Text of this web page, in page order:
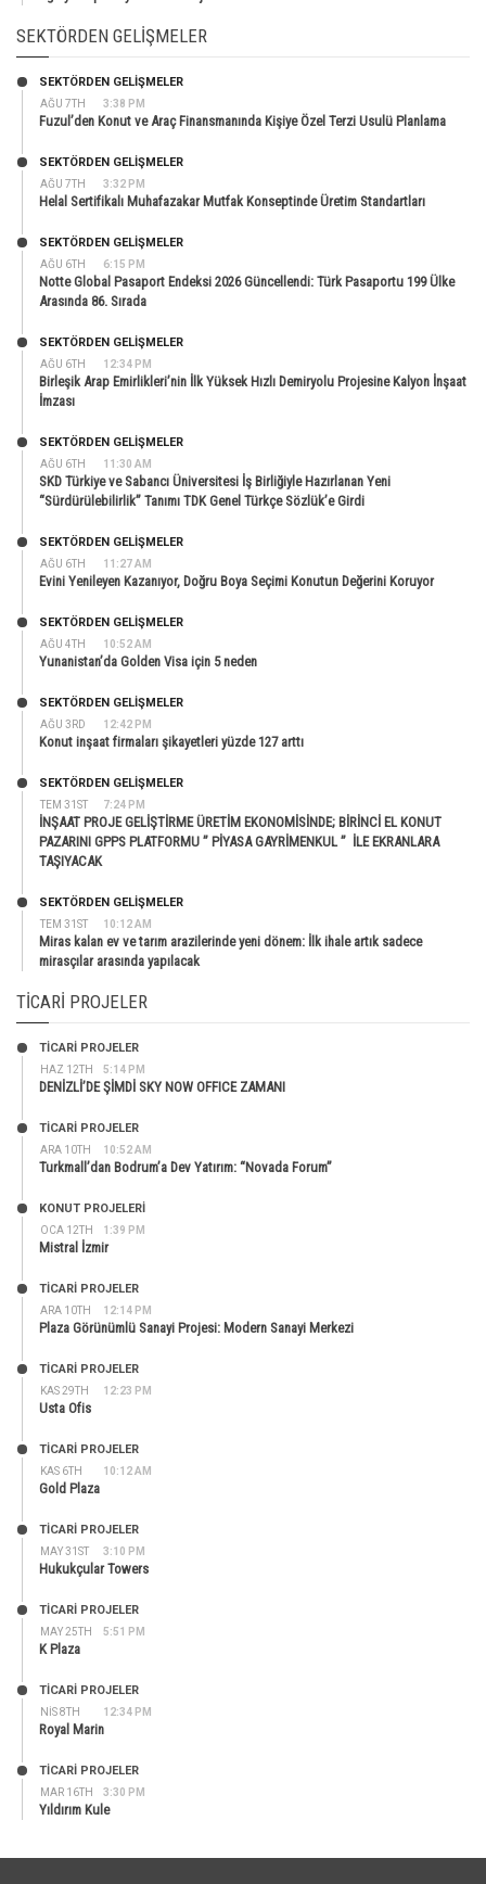
SEKTÖRDEN GELIŞMELER
AĞU 7TH 3:38 PM
SEKTÖRDEN GELIŞMELER
Fuzul’den Konut ve Araç Finansmanında Kişiye Özel Terzi Usulü Planlama
AĞU 7TH 3:32 PM
SEKTÖRDEN GELIŞMELER
Helal Sertifikalı Muhafazakar Mutfak Konseptinde Üretim Standartları
AĞU 6TH 6:15 PM
SEKTÖRDEN GELIŞMELER
Notte Global Pasaport Endeksi 2026 Güncellendi: Türk Pasaportu 199 Ülke
Arasında 86. Sırada
AĞU 6TH 12:34 PM
SEKTÖRDEN GELIŞMELER
Birleşik Arap Emirlikleri’nin İlk Yüksek Hızlı Demiryolu Projesine Kalyon İnşaat
İmzası
AĞU 6TH 11:30 AM
SEKTÖRDEN GELIŞMELER
SKD Türkiye ve Sabancı Üniversitesi İş Birliğiyle Hazırlanan Yeni
“Sürdürülebilirlik” Tanımı TDK Genel Türkçe Sözlük’e Girdi
AĞU 6TH 11:27 AM
SEKTÖRDEN GELIŞMELER
Evini Yenileyen Kazanıyor, Doğru Boya Seçimi Konutun Değerini Koruyor
AĞU 4TH 10:52 AM
SEKTÖRDEN GELIŞMELER
Yunanistan’da Golden Visa için 5 neden
AĞU 3RD 12:42 PM
SEKTÖRDEN GELIŞMELER
Konut inşaat firmaları şikayetleri yüzde 127 arttı
TEM 31ST 7:24 PM
SEKTÖRDEN GELIŞMELER
İNŞAAT PROJE GELİŞTİRME ÜRETİM EKONOMİSİNDE; BİRİNCİ EL KONUT
PAZARINI GPPS PLATFORMU ” PİYASA GAYRİMENKUL ” İLE EKRANLARA
TAŞIYACAK
TEM 31ST 10:12 AM
SEKTÖRDEN GELIŞMELER
Miras kalan ev ve tarım arazilerinde yeni dönem: İlk ihale artık sadece
mirasçılar arasında yapılacak
TICARI PROJELER
HAZ 12TH 5:14 PM
TİCARİ PROJELER
DENİZLİ’DE ŞİMDİ SKY NOW OFFICE ZAMANI
ARA 10TH 10:52 AM
TİCARİ PROJELER
Turkmall’dan Bodrum’a Dev Yatırım: “Novada Forum”
OCA 12TH 1:39 PM
KONUT PROJELERI
Mistral İzmir
ARA 10TH 12:14 PM
TİCARİ PROJELER
Plaza Görünümlü Sanayi Projesi: Modern Sanayi Merkezi
KAS 29TH 12:23 PM
TİCARİ PROJELER
Usta Ofis
KAS 6TH 10:12 AM
TİCARİ PROJELER
Gold Plaza
MAY 31ST 3:10 PM
TİCARİ PROJELER
Hukukçular Towers
MAY 25TH 5:51 PM
TİCARİ PROJELER
K Plaza
NIS 8TH 12:34 PM
TİCARİ PROJELER
Royal Marin
MAR 16TH 3:30 PM
TİCARİ PROJELER
Yıldırım Kule